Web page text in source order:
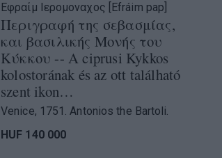
Εφραίμ Iερομοναχος [Efráim pap]
Περιγραφή της σεβασμίας,
και βασιλικής Μονής του
Κύκκου -- A ciprusi Kykkos
kolostorának és az ott található
szent ikon…
Venice, 1751. Antonios the Bartoli.
HUF 140 000